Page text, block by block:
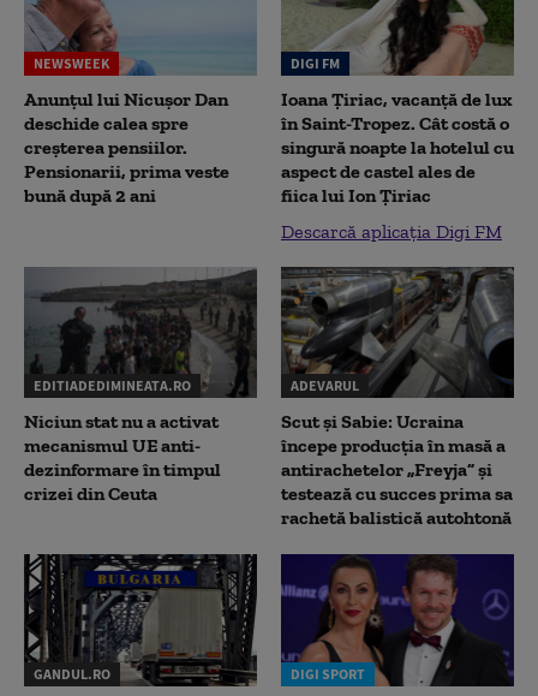
NEWSWEEK
Anunțul lui Nicușor Dan
deschide calea spre
creșterea pensiilor.
Pensionarii, prima veste
bună după 2 ani
DIGI FM
Ioana Țiriac, vacanță de lux
în Saint-Tropez. Cât costă o
singură noapte la hotelul cu
aspect de castel ales de
fiica lui Ion Țiriac
Descarcă aplicația Digi FM
EDITIADEDIMINEATA.RO
Niciun stat nu a activat
mecanismul UE anti-
dezinformare în timpul
crizei din Ceuta
ADEVARUL
Scut și Sabie: Ucraina
începe producția în masă a
antirachetelor „Freyja” și
testează cu succes prima sa
rachetă balistică autohtonă
GANDUL.RO DIGI SPORT